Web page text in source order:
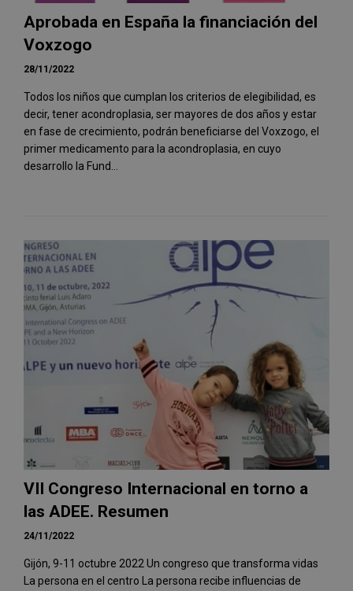
Aprobada en España la financiación del
Voxzogo
28/11/2022
Todos los niños que cumplan los criterios de elegibilidad, es
decir, tener acondroplasia, ser mayores de dos años y estar
en fase de crecimiento, podrán beneficiarse del Voxzogo, el
primer medicamento para la acondroplasia, en cuyo
desarrollo la Fund...
VII Congreso Internacional en torno a
las ADEE. Resumen
24/11/2022
Gijón, 9-11 octubre 2022 Un congreso que transforma vidas
La persona en el centro La persona recibe influencias de